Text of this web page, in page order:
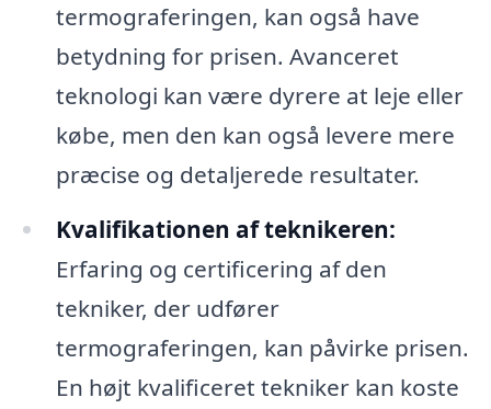
termograferingen, kan også have
betydning for prisen. Avanceret
teknologi kan være dyrere at leje eller
købe, men den kan også levere mere
præcise og detaljerede resultater.
Kvalifikationen af teknikeren:
Erfaring og certificering af den
tekniker, der udfører
termograferingen, kan påvirke prisen.
En højt kvalificeret tekniker kan koste